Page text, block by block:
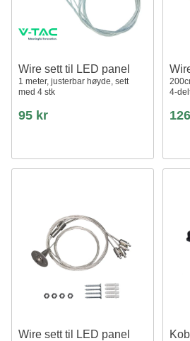
Wire sett til LED panel
1 meter, justerbar høyde, sett
med 4 stk
95 kr
4-
Wire sett til LED panel